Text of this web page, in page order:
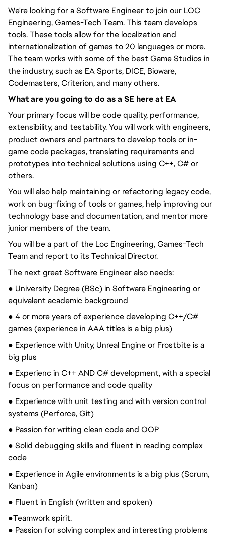
We're looking for a Software Engineer to join our LOC
Engineering, Games-Tech Team. This team develops
tools. These tools allow for the localization and
internationalization of games to 20 languages or more.
The team works with some of the best Game Studios in
the industry, such as EA Sports, DICE, Bioware,
Codemasters, Criterion, and many others.
What are you going to do as a SE here at EA
Your primary focus will be code quality, performance,
extensibility, and testability. You will work with engineers,
product owners and partners to develop tools or in-
game code packages, translating requirements and
prototypes into technical solutions using C++, C# or
others.
You will also help maintaining or refactoring legacy code,
work on bug-fixing of tools or games, help improving our
technology base and documentation, and mentor more
junior members of the team.
You will be a part of the Loc Engineering, Games-Tech
Team and report to its Technical Director.
The next great Software Engineer also needs:
● University Degree (BSc) in Software Engineering or
equivalent academic background
● 4 or more years of experience developing C++/C#
games (experience in AAA titles is a big plus)
● Experience with Unity, Unreal Engine or Frostbite is a
big plus
● Experienc in C++ AND C# development, with a special
focus on performance and code quality
● Experience with unit testing and with version control
systems (Perforce, Git)
● Passion for writing clean code and OOP
● Solid debugging skills and fluent in reading complex
code
● Experience in Agile environments is a big plus (Scrum,
Kanban)
● Fluent in English (written and spoken)
●Teamwork spirit.
● Passion for solving complex and interesting problems